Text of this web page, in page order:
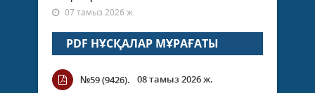
07 тамыз 2026 ж.
PDF НҰСҚАЛАР МҰРАҒАТЫ
№59 (9426). 08 тамыз 2026 ж.